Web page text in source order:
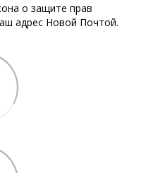
о защите прав
адрес Новой Почтой.